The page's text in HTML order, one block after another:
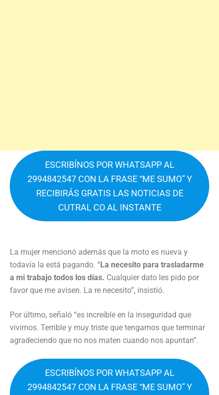
ESCRIBÍNOS POR WHATSAPP AL
2994842547 CON LA FRASE “ME SUMO” Y
RECIBIRÁS GRATIS LAS NOTICIAS DE
CUTRAL CO AL INSTANTE
La mujer mencionó además que la moto es nueva y
todavía la está pagando. “La necesito para trasladarme
a mi trabajo todos los días. Cualquier dato les pido por
favor que me avisen. La re necesito”, insistió.
Por último, señaló “es increíble en la inseguridad que
vivimos. Terrible y muy triste que tengamos que terminar
agradeciendo que no nos maten cuando nos apuntan”.
ESCRIBÍNOS POR WHATSAPP AL
2994842547 CON LA FRASE “ME SUMO” Y